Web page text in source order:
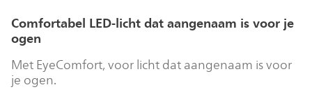
Comfortabel LED-licht dat aangenaam is voor je
ogen
Met EyeComfort, voor licht dat aangenaam is voor
je ogen.